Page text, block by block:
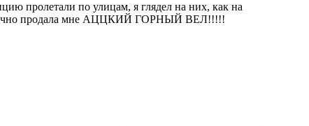
пролетали по улицам, я глядел на них, как на
срочно продала мне АЦЦКИЙ ГОРНЫЙ ВЕЛ!!!!!